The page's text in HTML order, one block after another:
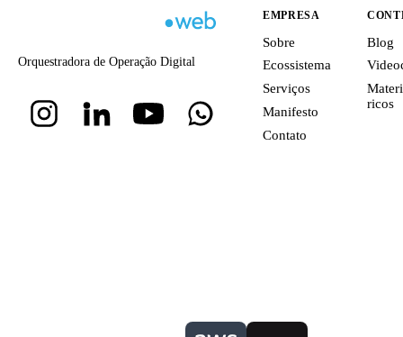
Orquestradora de Operação Digital
EMPRESA
Sobre
Ecossistema
Serviços
Manifesto
Contato
Blog
ricos